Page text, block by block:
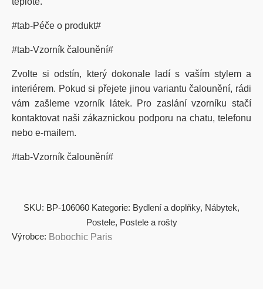
#tab-Péče o produkt#
#tab-Vzorník čalounění#
Zvolte si odstín, který dokonale ladí s vaším stylem a
interiérem. Pokud si přejete jinou variantu čalounění, rádi
vám zašleme vzorník látek. Pro zaslání vzorníku stačí
kontaktovat naši zákaznickou podporu na chatu, telefonu
nebo e-mailem.
#tab-Vzorník čalounění#
SKU: BP-106060 Kategorie: Bydlení a doplňky, Nábytek,
Postele, Postele a rošty
Výrobce: Bobochic Paris